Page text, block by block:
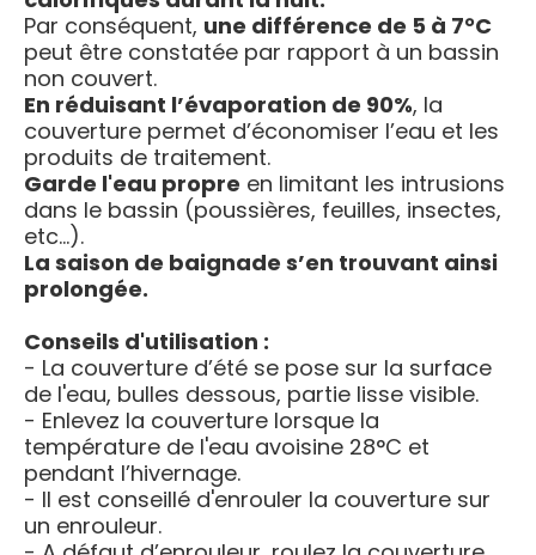
Par conséquent, une différence de 5 à 7°C
peut être constatée par rapport à un bassin
non couvert.
En réduisant l’évaporation de 90%, la
couverture permet d’économiser l’eau et les
produits de traitement.
Garde l'eau propre en limitant les intrusions
dans le bassin (poussières, feuilles, insectes,
etc…).
La saison de baignade s’en trouvant ainsi
prolongée.
Conseils d'utilisation :
- La couverture d’été se pose sur la surface
de l'eau, bulles dessous, partie lisse visible.
- Enlevez la couverture lorsque la
température de l'eau avoisine 28°C et
pendant l’hivernage.
- Il est conseillé d'enrouler la couverture sur
un enrouleur.